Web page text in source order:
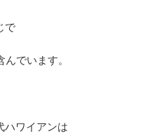
で
でいます。
ハワイアンは